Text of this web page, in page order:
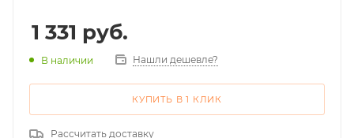
1 331 руб.
В наличии Нашли дешевле?
КУПИТЬ В 1 КЛИК
Рассчитать доставку